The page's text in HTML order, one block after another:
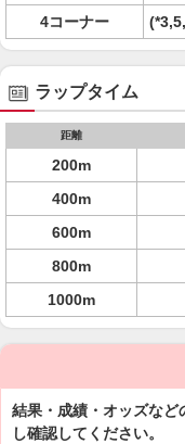
4コーナー
ラップタイム
距離
200m
400m
600m
800m
1000m
結果・成績・オッズな
し確認してください。